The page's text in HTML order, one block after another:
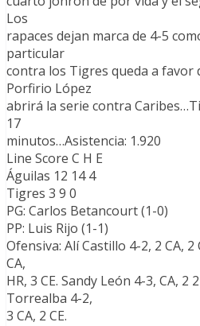
Los
rapaces dejan marca de 4-5
particular
contra los Tigres queda a favor
Porfirio López
abrirá la serie contra
17
minutos…Asistencia: 1.920
Line Score C H E
Águilas 12 14 4
Tigres 3 9 0
PG: Carlos Betancourt (1-0)
PP: Luis Rijo (1-1)
Ofensiva: Alí Castillo 4-2, 2 CA, 2
CA,
HR, 3 CE. Sandy León 4-3, CA, 2
Torrealba 4-2,
3 CA, 2 CE.